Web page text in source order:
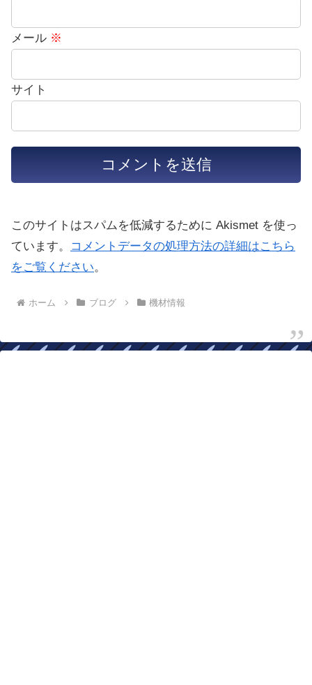
メール ※
サイト
このサイトはスパムを低減するために Akismet を使っ
ています。
コメントデータの処理方法の詳細はこちら
をご覧ください。
ホーム ブログ 機材情報